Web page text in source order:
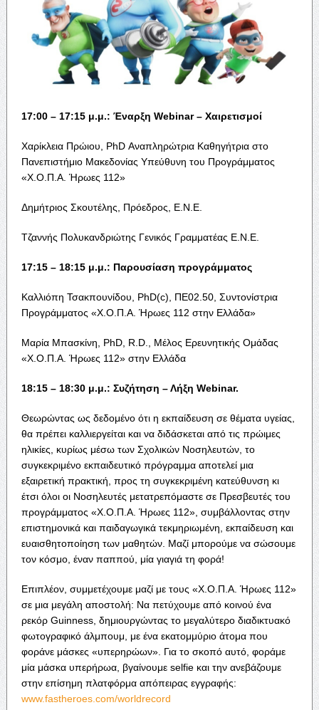
17:00 – 17:15 μ.μ.: Έναρξη Webinar– Xαιρετισμοί
Χαρίκλεια Πρώιου, PhD Αναπληρώτρια Καθηγήτρια στο
Πανεπιστήμιο Μακεδονίας Υπεύθυνη του Προγράμματος
«Χ.Ο.Π.Α. Ήρωες 112»
Δημήτριος Σκουτέλης, Πρόεδρος, Ε.Ν.Ε.
Τζαννής Πολυκανδριώτης Γενικός Γραμματέας Ε.Ν.Ε.
17:15 – 18:15 μ.μ.: Παρουσίαση προγράμματος
Καλλιόπη Τσακπουνίδου, PhD(c), ΠΕ02.50, Συντονίστρια
Προγράμματος «Χ.Ο.Π.Α. Ήρωες 112 στην Ελλάδα»
Μαρία Μπασκίνη, PhD, R.D., Μέλος Ερευνητικής Ομάδας
«Χ.Ο.Π.Α. Ήρωες 112» στην Ελλάδα
18:15 – 18:30 μ.μ.: Συζήτηση – Λήξη Webinar.
Θεωρώντας ως δεδομένο ότι η εκπαίδευση σε θέματα υγείας,
θα πρέπει καλλιεργείται και να διδάσκεται από τις πρώιμες
ηλικίες, κυρίως μέσω των Σχολικών Νοσηλευτών, το
συγκεκριμένο εκπαιδευτικό πρόγραμμα αποτελεί μια
εξαιρετική πρακτική, προς τη συγκεκριμένη κατεύθυνση κι
έτσι όλοι οι Νοσηλευτές μετατρεπόμαστε σε Πρεσβευτές του
προγράμματος «Χ.Ο.Π.Α. Ήρωες 112», συμβάλλοντας στην
επιστημονικά και παιδαγωγικά τεκμηριωμένη, εκπαίδευση και
ευαισθητοποίηση των μαθητών. Μαζί μπορούμε να σώσουμε
τον κόσμο, έναν παππού, μία γιαγιά τη φορά!
Επιπλέον, συμμετέχουμε μαζί με τους «Χ.Ο.Π.Α. Ήρωες 112»
σε μια μεγάλη αποστολή: Να πετύχουμε από κοινού ένα
ρεκόρ Guinness, δημιουργώντας το μεγαλύτερο διαδικτυακό
φωτογραφικό άλμπουμ, με ένα εκατομμύριο άτομα που
φοράνε μάσκες «υπερηρώων». Για το σκοπό αυτό, φοράμε
μία μάσκα υπερήρωα, βγαίνουμε selfie και την ανεβάζουμε
στην επίσημη πλατφόρμα απόπειρας εγγραφής:
www.fastheroes.com/worldrecord